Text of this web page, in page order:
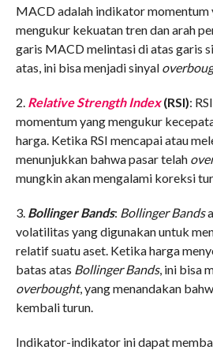
MACD adalah indikator momentum
mengukur kekuatan tren dan arah
garis MACD melintasi di atas garis
atas, ini bisa menjadi sinyal
2. Relative Strength Index(RSI):
momentum yang mengukur
harga. Ketika RSI mencapai atau
menunjukkan bahwa pasar telah
mungkin akan mengalami koreksi
3. Bollinger Bands: Bollinger Bands
volatilitas yang digunakan untuk
relatif suatu aset. Ketika harga
batas atas Bollinger Bands, ini bisa
overbought, yang menandakan
kembali turun.
Indikator-indikator ini dapat